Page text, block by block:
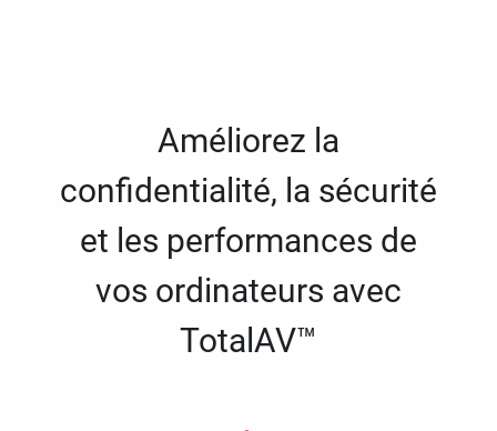
Améliorez la
confidentialité, la sécurité
et les performances de
vos ordinateurs avec
TotalAV™